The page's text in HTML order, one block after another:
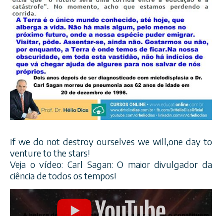
If we do not destroy ourselves we will,one day to
venture to the stars!
Veja o vídeo: Carl Sagan: O maior divulgador da
ciência de todos os tempos!